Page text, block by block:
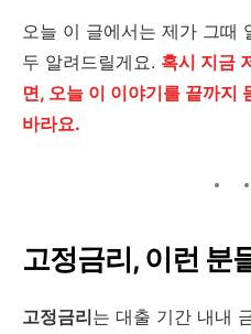
오늘 이 글에서는 제가 그때
두 알려드릴게요. 혹시 지금
면, 오늘 이 이야기를 끝까지
바라요.
고정금리, 이런 분
고정금리는 대출 기간 내내